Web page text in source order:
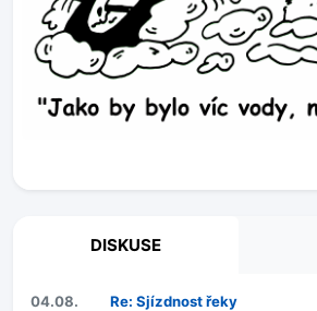
DISKUSE
04.08. Re: Sjízdnost řeky